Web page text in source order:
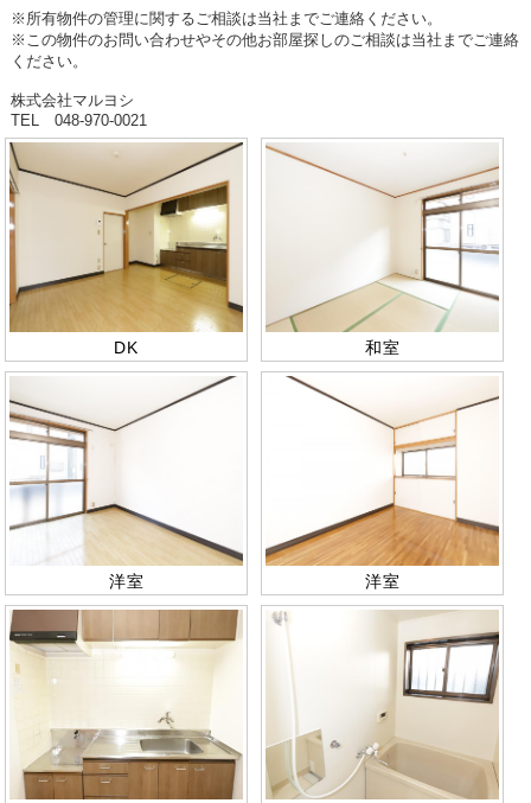
※所有物件の管理に関するご相談は当社までご連絡ください。
※この物件のお問い合わせやその他お部屋探しのご相談は当社までご連絡
ください。
株式会社マルヨシ
TEL 048-970-0021
DK 和室
洋室 洋室